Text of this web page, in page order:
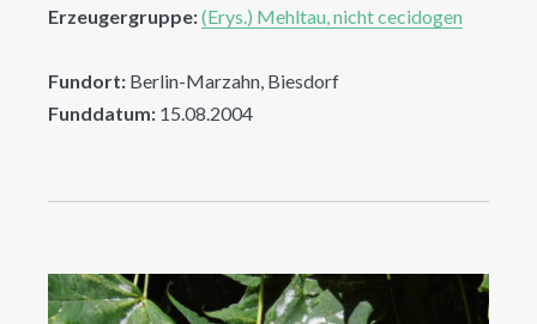
Erzeugergruppe:(Erys.) Mehltau, nicht cecidogen
Fundort: Berlin-Marzahn, Biesdorf
Funddatum: 15.08.2004